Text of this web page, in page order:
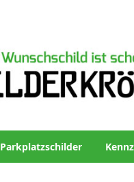
Parkplatzschilder